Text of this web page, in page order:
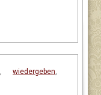
, wiedergeben,